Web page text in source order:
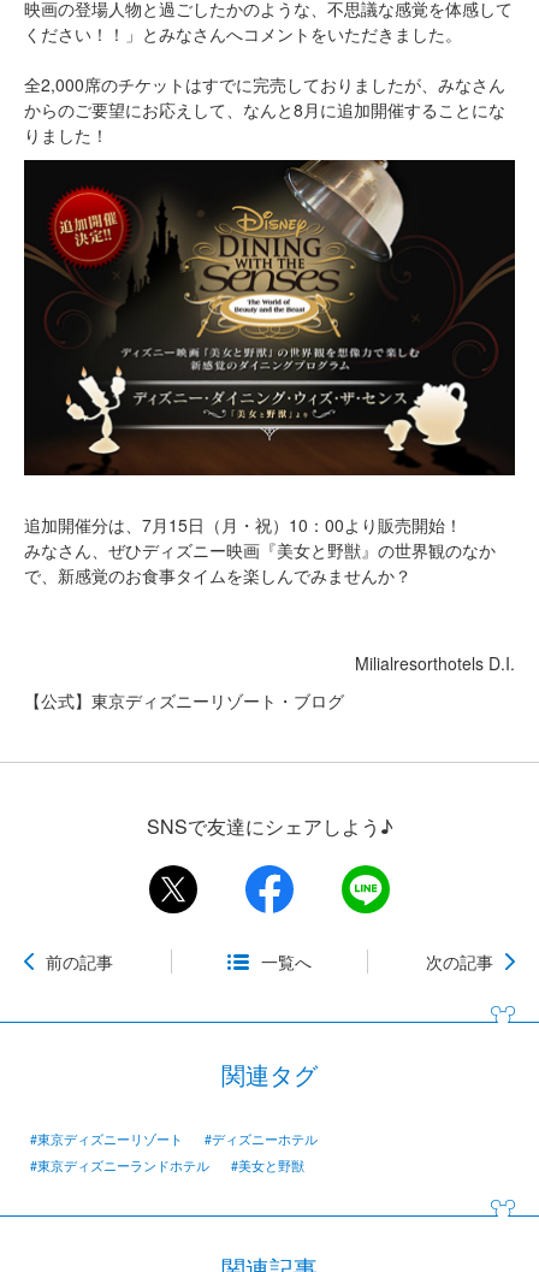
映画の登場人物と過ごしたかのような、不思議な感覚を体感して
ください！！」とみなさんへコメントをいただきました。
全2,000席のチケットはすでに完売しておりましたが、みなさん
からのご要望にお応えして、なんと8月に追加開催することにな
りました！
追加開催分は、7月15日（月・祝）10：00より販売開始！
みなさん、ぜひディズニー映画『美女と野獣』の世界観のなか
で、新感覚のお食事タイムを楽しんでみませんか？
Milialresorthotels D.I.
【公式】東京ディズニーリゾート・ブログ
SNSで友達にシェアしよう♪
前の記事 一覧へ 次の記事
関連タグ
#東京ディズニーリゾート
#ディズニーホテル
#東京ディズニーランドホテル
#美女と野獣